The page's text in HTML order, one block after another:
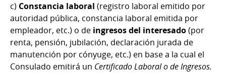
c) Constancia laboral (registro laboral emitido por
autoridad pública, constancia laboral emitida por
empleador, etc.) o de ingresos del interesado(por
renta, pensión, jubilación, declaración jurada de
manutención por cónyuge, etc.) en base a la cual el
Consulado emitirá un Certificado Laboral o de Ingresos.